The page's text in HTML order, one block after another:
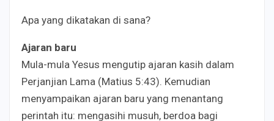
Apa yang dikatakan di sana?
Ajaran baru
Mula-mula Yesus mengutip ajaran kasih dalam
Perjanjian Lama (Matius 5:43). Kemudian
menyampaikan ajaran baru yang menantang
perintah itu: mengasihi musuh, berdoa bagi